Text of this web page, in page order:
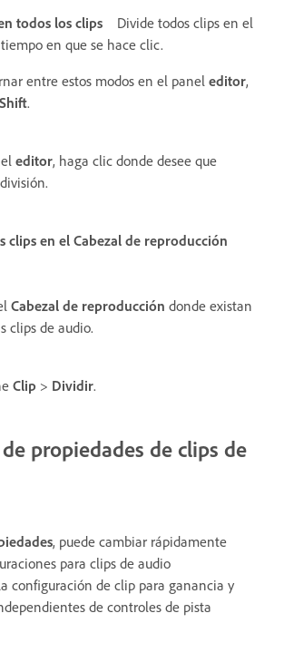
todos los clips
Divide todos clips en el
en que se hace clic.
entre estos modos en el panel editor,
Shift.
editor, haga clic donde desee que
clips en el Cabezal de reproducción
Cabezal de reproducción donde existan
clips de audio.
Clip > Dividir.
propiedades de clips de
, puede cambiar rápidamente
para clips de audio
configuración de clip para ganancia y
de controles de pista